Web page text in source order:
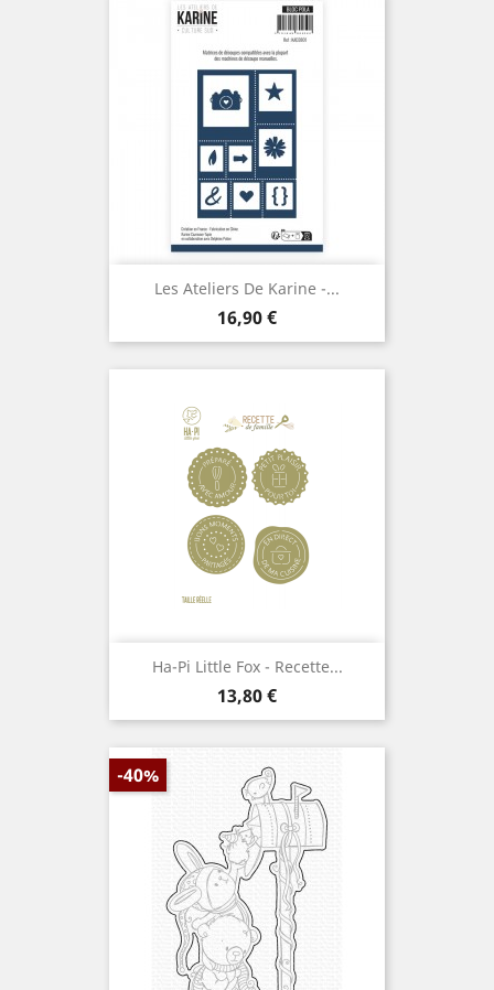
Les Ateliers De Karine -...
Prix
16,90 €
Ha-Pi Little Fox - Recette...
Prix
13,80 €
-40%